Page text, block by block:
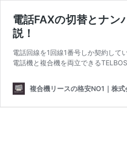
電話FAXの切替とナン
説！
電話回線を1回線1番号しか契約し
電話機と複合機を両立できる
複合機リースの格安NO1｜株